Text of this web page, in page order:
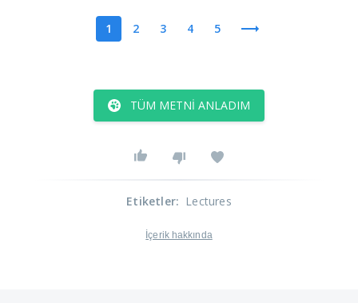
1 2 3 4 5
TÜM METNI ANLADIM
Etiketler: Lectures
İçerik hakkında